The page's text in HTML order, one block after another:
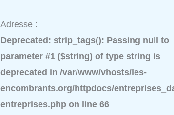
Adresse :
Deprecated : strip_tags(): Passing null to
parameter #1 ($string) of type string is
deprecated in/var/www/vhosts/les-
encombrants.org/httpdocs/
entreprises.php on line66